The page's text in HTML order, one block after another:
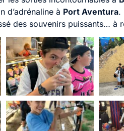
d’adrénaline à Port Aventura.
des souvenirs puissants… à